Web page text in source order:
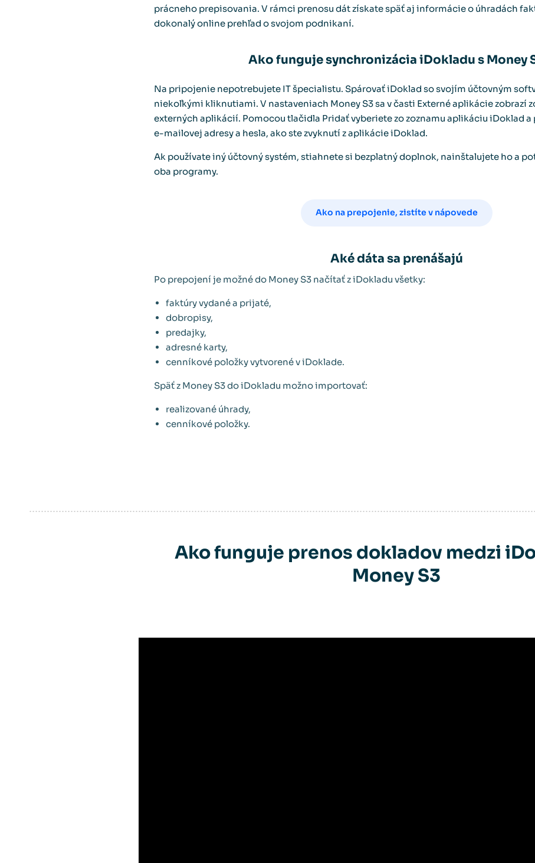
prácneho prepisovania. V rámci prenosu dát získate späť aj informácie o úhradách
dokonalý online prehľad o svojom podnikaní.
Ako funguje synchronizácia iDokladu s Money
Na pripojenie nepotrebujete IT špecialistu. Spárovať iDoklad so svojím účtovným
niekoľkými kliknutiami. V nastaveniach Money S3 sa v časti Externé aplikácie zobrazí
externých aplikácií. Pomocou tlačidla Pridať vyberiete zo zoznamu aplikáciu iDoklad
e-mailovej adresy a hesla, ako ste zvyknutí z aplikácie iDoklad.
Ak používate iný účtovný systém, stiahnete si bezplatný doplnok, nainštalujete ho a
oba programy.
Ako na prepojenie, zistíte v nápovede
Aké dáta sa prenášajú
Po prepojení je možné do Money S3 načítať z iDokladu všetky:
faktúry vydané a prijaté,
dobropisy,
predajky,
adresné karty,
cenníkové položky vytvorené v iDoklade.
Späť z Money S3 do iDokladu možno importovať:
realizované úhrady,
cenníkové položky.
Ako funguje prenos dokladov medzi
Money S3